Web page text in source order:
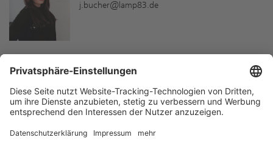
Newsletter
Neue Produkte und Services schneller
kennenlernen!
Hier können Sie sich anmelden:
Zum Formular
j.bucher@lamp83.de